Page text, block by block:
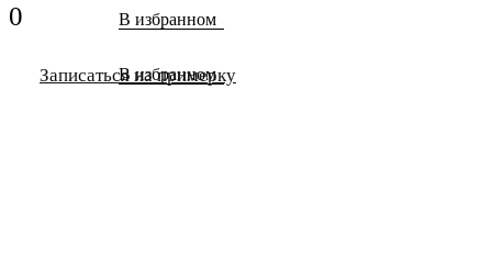
В избранном
0
В избранном
Записаться на примерку